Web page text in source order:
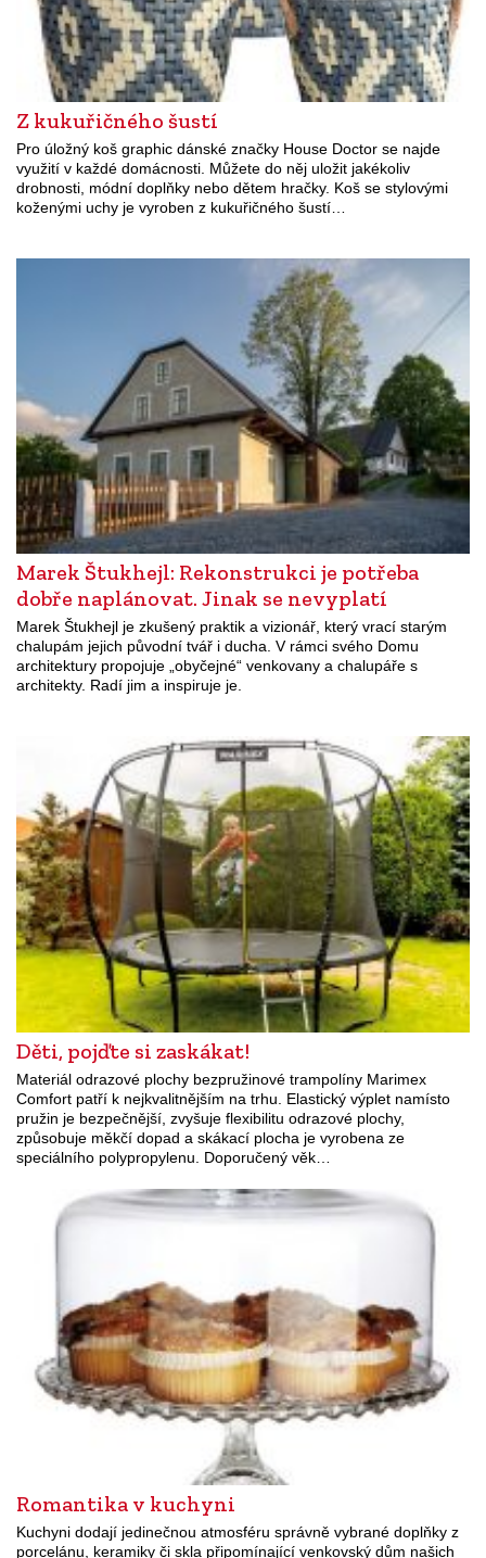
Z kukuřičného šustí
Pro úložný koš graphic dánské značky House Doctor se najde
využití v každé domácnosti. Můžete do něj uložit jakékoliv
drobnosti, módní doplňky nebo dětem hračky. Koš se stylovými
koženými uchy je vyroben z kukuřičného šustí…
Marek Štukhejl: Rekonstrukci je potřeba
dobře naplánovat. Jinak se nevyplatí
Marek Štukhejl je zkušený praktik a vizionář, který vrací starým
chalupám jejich původní tvář i ducha. V rámci svého Domu
architektury propojuje „obyčejné“ venkovany a chalupáře s
architekty. Radí jim a inspiruje je.
Děti, pojďte si zaskákat!
Materiál odrazové plochy bezpružinové trampolíny Marimex
Comfort patří k nejkvalitnějším na trhu. Elastický výplet namísto
pružin je bezpečnější, zvyšuje flexibilitu odrazové plochy,
způsobuje měkčí dopad a skákací plocha je vyrobena ze
speciálního polypropylenu. Doporučený věk…
Romantika v kuchyni
Kuchyni dodají jedinečnou atmosféru správně vybrané doplňky z
porcelánu, keramiky či skla připomínající venkovský dům našich